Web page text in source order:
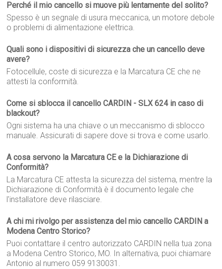
Perché il mio cancello si muove più lentamente del solito?
Spesso è un segnale di usura meccanica, un motore debole
o problemi di alimentazione elettrica.
Quali sono i dispositivi di sicurezza che un cancello deve
avere?
Fotocellule, coste di sicurezza e la Marcatura CE che ne
attesti la conformità.
Come si sblocca il cancello CARDIN - SLX 624 in caso di
blackout?
Ogni sistema ha una chiave o un meccanismo di sblocco
manuale. Assicurati di sapere dove si trova e come usarlo.
A cosa servono la Marcatura CE e la Dichiarazione di
Conformità?
La Marcatura CE attesta la sicurezza del sistema, mentre la
Dichiarazione di Conformità è il documento legale che
l'installatore deve rilasciare.
A chi mi rivolgo per assistenza del mio cancello CARDIN a
Modena Centro Storico?
Puoi contattare il centro autorizzato CARDIN nella tua zona
a Modena Centro Storico, MO. In alternativa, puoi chiamare
Antonio al numero 059 9130031.